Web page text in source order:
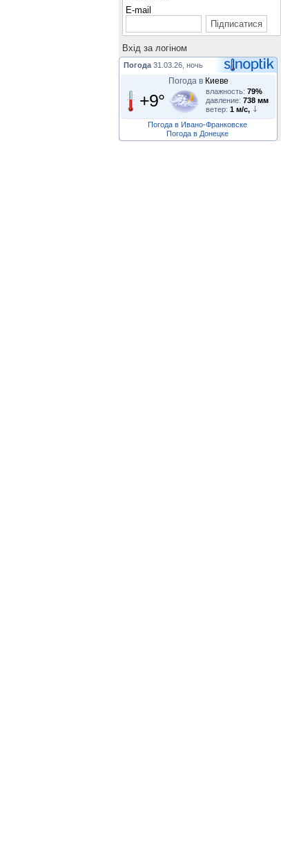
E-mail
Вхiд за логiном
Погода 31.03.26, ночь
Погода в Киеве
+9° влажность: 79%
давление: 738 мм
ветер: 1 м/с,
Погода в Ивано-Франковске
Погода в Донецке